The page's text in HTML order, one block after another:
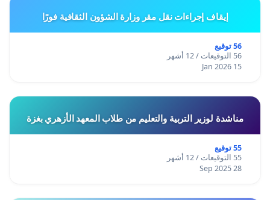
إيقاف إجراءات نقل مقر وزارة الشؤون الثقافية فورًا
56 توقيع
56 التوقيعات / 12 أشهر
15 Jan 2026
مناشدة لوزير التربية والتعليم من طلاب المعهد الأزهري بغزة
55 توقيع
55 التوقيعات / 12 أشهر
28 Sep 2025